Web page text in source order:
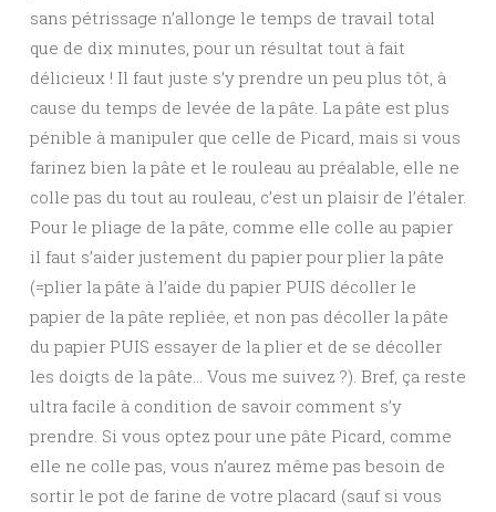
sans pétrissage n’allonge le temps de travail total
que de dix minutes, pour un résultat tout à fait
délicieux ! Il faut juste s’y prendre un peu plus tôt, à
cause du temps de levée de la pâte. La pâte est plus
pénible à manipuler que celle de Picard, mais si vous
farinez bien la pâte et le rouleau au préalable, elle ne
colle pas du tout au rouleau, c’est un plaisir de l’étaler.
Pour le pliage de la pâte, comme elle colle au papier
il faut s’aider justement du papier pour plier la pâte
(=plier la pâte à l’aide du papier PUIS décoller le
papier de la pâte repliée, et non pas décoller la pâte
du papier PUIS essayer de la plier et de se décoller
les doigts de la pâte… Vous me suivez ?). Bref, ça reste
ultra facile à condition de savoir comment s’y
prendre. Si vous optez pour une pâte Picard, comme
elle ne colle pas, vous n’aurez même pas besoin de
sortir le pot de farine de votre placard (sauf si vous